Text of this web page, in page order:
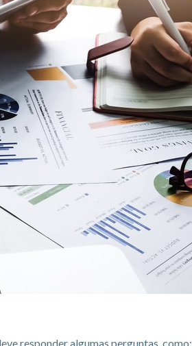
responder algumas perguntas, como: